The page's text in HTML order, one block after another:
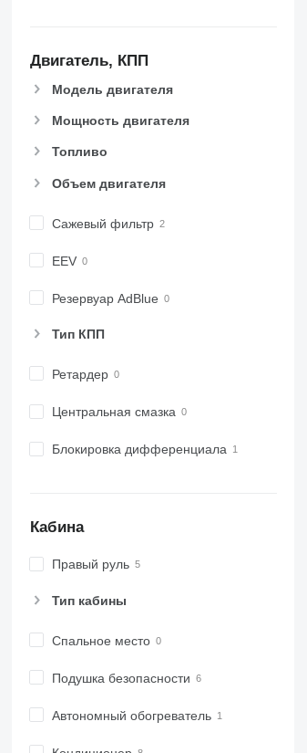
Двигатель, КПП
Модель двигателя
Мощность двигателя
Топливо
Объем двигателя
Сажевый фильтр
EEV
Резервуар AdBlue
Тип КПП
Ретардер
Центральная смазка
Блокировка дифференциала
Кабина
Правый руль
Тип кабины
Спальное место
Подушка безопасности
Автономный обогреватель